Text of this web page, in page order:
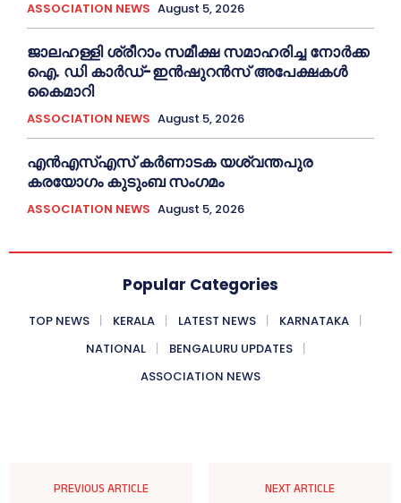
ASSOCIATION NEWS August 5, 2026
ജാലഹള്ളി ശ്രീറാം സമീക്ഷ സമാഹരിച്ച നോർക്ക
ഐ. ഡി കാർഡ്-ഇന്‍ഷുറന്‍സ് അപേക്ഷകൾ
കൈമാറി
ASSOCIATION NEWS August 5, 2026
എൻഎസ്എസ് കര്‍ണാടക യശ്വന്തപുര
കരയോഗം കുടുംബ സംഗമം
ASSOCIATION NEWS August 5, 2026
Popular Categories
TOP NEWS KERALA LATEST NEWS
KARNATAKA
NATIONAL
BENGALURU UPDATES
ASSOCIATION NEWS
PREVIOUS ARTICLE NEXT ARTICLE